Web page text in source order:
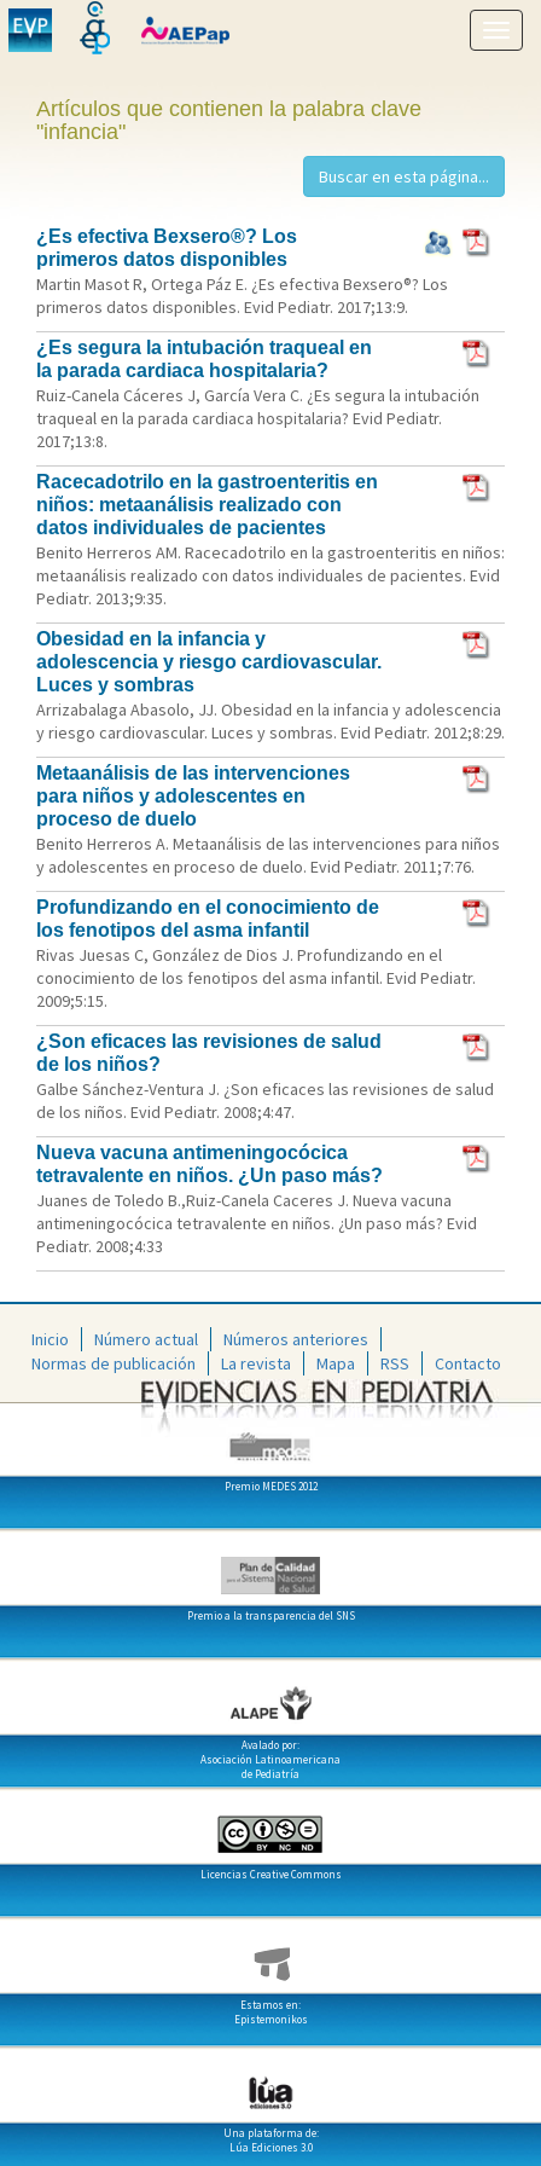
menú
Artículos que contienen la palabra clave
"infancia"
¿Es efectiva Bexsero®? Los
primeros datos disponibles
Martin Masot R, Ortega Páz E. ¿Es efectiva Bexsero®? Los
primeros datos disponibles. Evid Pediatr. 2017;13:9.
¿Es segura la intubación traqueal en
la parada cardiaca hospitalaria?
Ruiz-Canela Cáceres J, García Vera C. ¿Es segura la intubación
traqueal en la parada cardiaca hospitalaria? Evid Pediatr.
2017;13:8.
Racecadotrilo en la gastroenteritis en
niños: metaanálisis realizado con
datos individuales de pacientes
Benito Herreros AM. Racecadotrilo en la gastroenteritis en niños:
metaanálisis realizado con datos individuales de pacientes. Evid
Pediatr. 2013;9:35.
Obesidad en la infancia y
adolescencia y riesgo cardiovascular.
Luces y sombras
Arrizabalaga Abasolo, JJ. Obesidad en la infancia y adolescencia
y riesgo cardiovascular. Luces y sombras. Evid Pediatr. 2012;8:29.
Metaanálisis de las intervenciones
para niños y adolescentes en
proceso de duelo
Benito Herreros A. Metaanálisis de las intervenciones para niños
y adolescentes en proceso de duelo. Evid Pediatr. 2011;7:76.
Profundizando en el conocimiento de
los fenotipos del asma infantil
Rivas Juesas C, González de Dios J. Profundizando en el
conocimiento de los fenotipos del asma infantil. Evid Pediatr.
2009;5:15.
¿Son eficaces las revisiones de salud
de los niños?
Galbe Sánchez-Ventura J. ¿Son eficaces las revisiones de salud
de los niños. Evid Pediatr. 2008;4:47.
Nueva vacuna antimeningocócica
tetravalente en niños. ¿Un paso más?
Juanes de Toledo B.,Ruiz-Canela Caceres J. Nueva vacuna
antimeningocócica tetravalente en niños. ¿Un paso más? Evid
Pediatr. 2008;4:33
Inicio Número actual
Números anteriores
Normas de publicación
La revista Mapa RSS Contacto
Premio MEDES 2012
Premio a la transparencia del SNS
Avalado por:
Asociación Latinoamericana
de Pediatría
Licencias Creative Commons
Estamos en:
Epistemonikos
Una plataforma de:
Lúa Ediciones 3.0